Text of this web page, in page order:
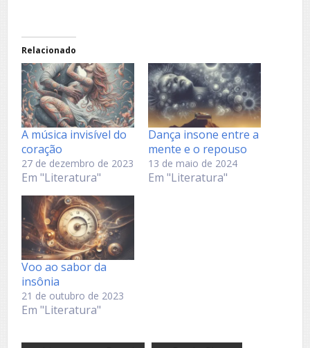
Relacionado
A música invisível do
coração
27 de dezembro de 2023
Em "Literatura"
Dança insone entre a
mente e o repouso
13 de maio de 2024
Em "Literatura"
Voo ao sabor da
insônia
21 de outubro de 2023
Em "Literatura"